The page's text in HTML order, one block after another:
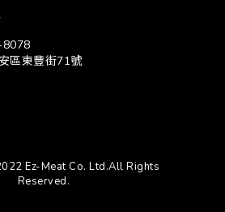
區東豐街71號
Ez-Meat Co. Ltd.All Rights
Reserved.